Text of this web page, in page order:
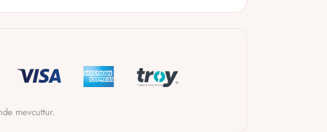
mevcuttur.